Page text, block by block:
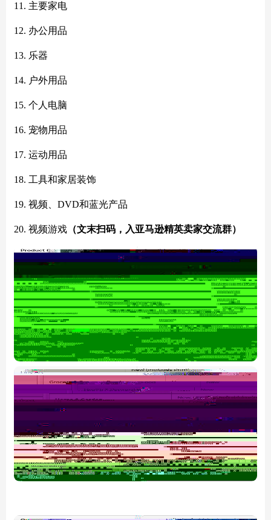
11. 主要家电
12. 办公用品
13. 乐器
14. 户外用品
15. 个人电脑
16. 宠物用品
17. 运动用品
18. 工具和家居装饰
19. 视频、DVD和蓝光产品
20. 视频游戏 （文末扫码，入亚马逊精英卖家交流群）